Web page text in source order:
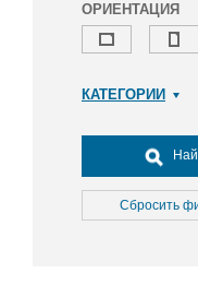
ОРИЕНТАЦИЯ
КАТЕГОРИИ
Досуг, туризм
Культура
Медицина
Сбросить